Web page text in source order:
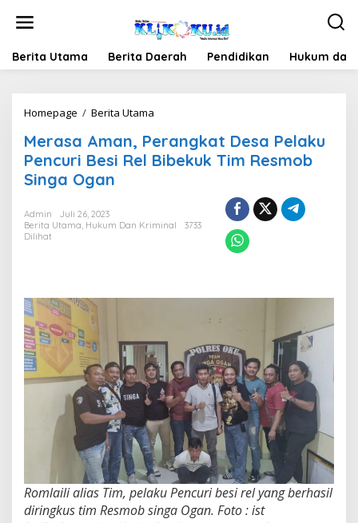
Berita Utama Berita Daerah Pendidikan Hukum
Homepage / Berita Utama
Perangkat
Desa
Pelaku
Bibekuk
Merasa Aman, Perangkat Desa Pelaku
Pencuri Besi Rel Bibekuk Tim Resmob
Singa Ogan
Admin
Juli 26, 2023
Berita Utama, Hukum Dan Kriminal
3733
Dilihat
Romlaili alias Tim, pelaku Pencuri besi rel yang berhasil
diringkus tim Resmob singa Ogan. Foto : ist